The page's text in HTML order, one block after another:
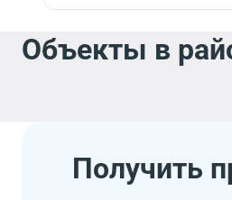
Объекты в
Получить